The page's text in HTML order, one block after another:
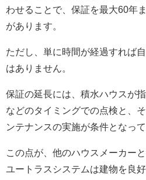
わせることで、保証を最大60年
があります。
ただし、単に時間が経過すれば
はありません。
保証の延長には、積水ハウスが
などのタイミングでの点検と、
ンテナンスの実施が条件となって
この点が、他のハウスメーカー
ユートラスシステムは建物を良